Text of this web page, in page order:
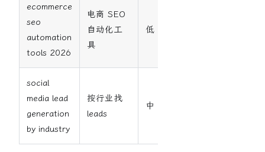
ecommerce
seo
automation
tools 2026
电商 SEO
自动化工
具
低
social
media lead
generation
by industry
按行业找
leads
中